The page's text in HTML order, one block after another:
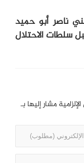
ناصر أبو حميد
سلطات الاحتلال
مشار إليها بـ